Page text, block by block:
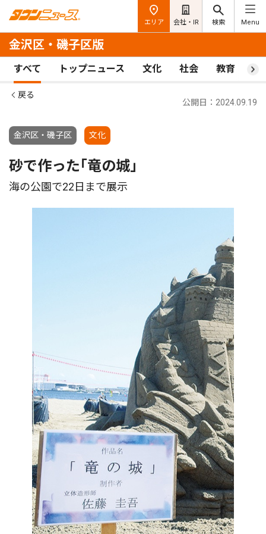
エリア 会社・IR 検索 Menu
金沢区・磯子区版
すべて トップニュース 文化 社会 教育 ス
戻る
金沢区・磯子区 文化
公開日：2024.09.19
砂で作った｢竜の城｣
海の公園で22日まで展示